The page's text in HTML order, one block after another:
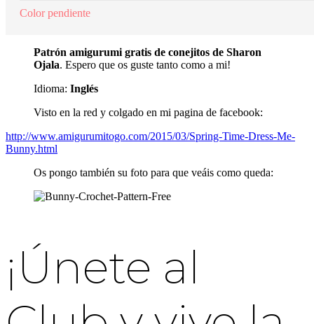
Color pendiente
Patrón amigurumi gratis de conejitos de Sharon
Ojala. Espero que os guste tanto como a mi!
Idioma: Inglés
Visto en la red y colgado en mi pagina de facebook:
http://www.amigurumitogo.com/2015/03/Spring-Time-Dress-Me-
Bunny.html
Os pongo también su foto para que veáis como queda:
¡Únete al